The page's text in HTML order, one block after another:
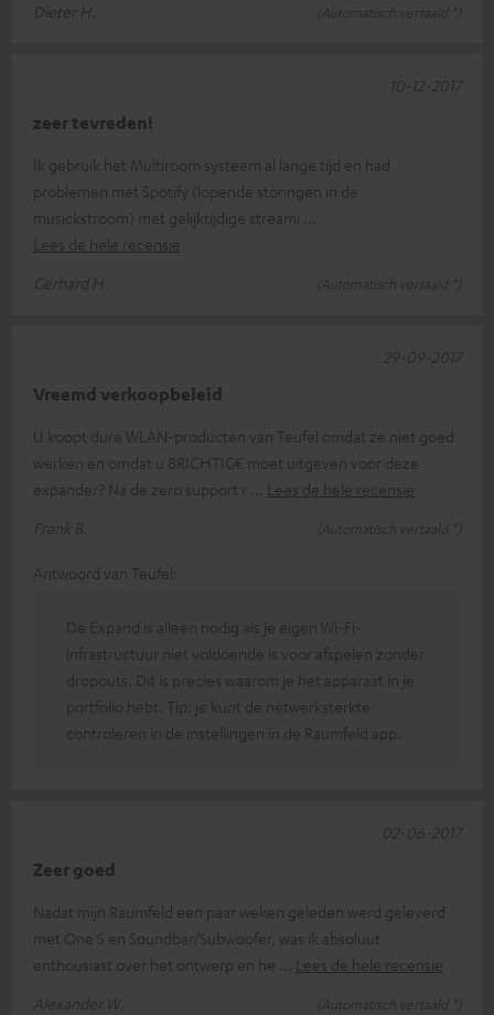
Dieter H.
(Automatisch vertaald *)
zeer tevreden!
Ik gebruik het Multiroom systeem al lange tijd en had
problemen met Spotify (lopende storingen in de
musickstroom) met gelijktijdige streami
Lees de hele recensie
Gerhard H.
(Automatisch vertaald *)
10-12-2017
Vreemd verkoopbeleid
U koopt dure WLAN-producten van Teufel omdat ze niet goed
werken en omdat u 8RICHTIG€ moet uitgeven voor deze
expander? Na de zero support r
Lees de hele recensie
Frank B.
(Automatisch vertaald *)
29-09-2017
Antwoord van Teufel:
De Expand is alleen nodig als je eigen Wi-Fi-
infrastructuur niet voldoende is voor afspelen zonder
dropouts. Dit is precies waarom je het apparaat in je
portfolio hebt. Tip: je kunt de netwerksterkte
controleren in de instellingen in de Raumfeld app.
Zeer goed
Nadat mijn Raumfeld een paar weken geleden werd geleverd
met One S en Soundbar/Subwoofer, was ik absoluut
enthousiast over het ontwerp en he
Lees de hele recensie
Alexander W.
(Automatisch vertaald *)
02-06-2017